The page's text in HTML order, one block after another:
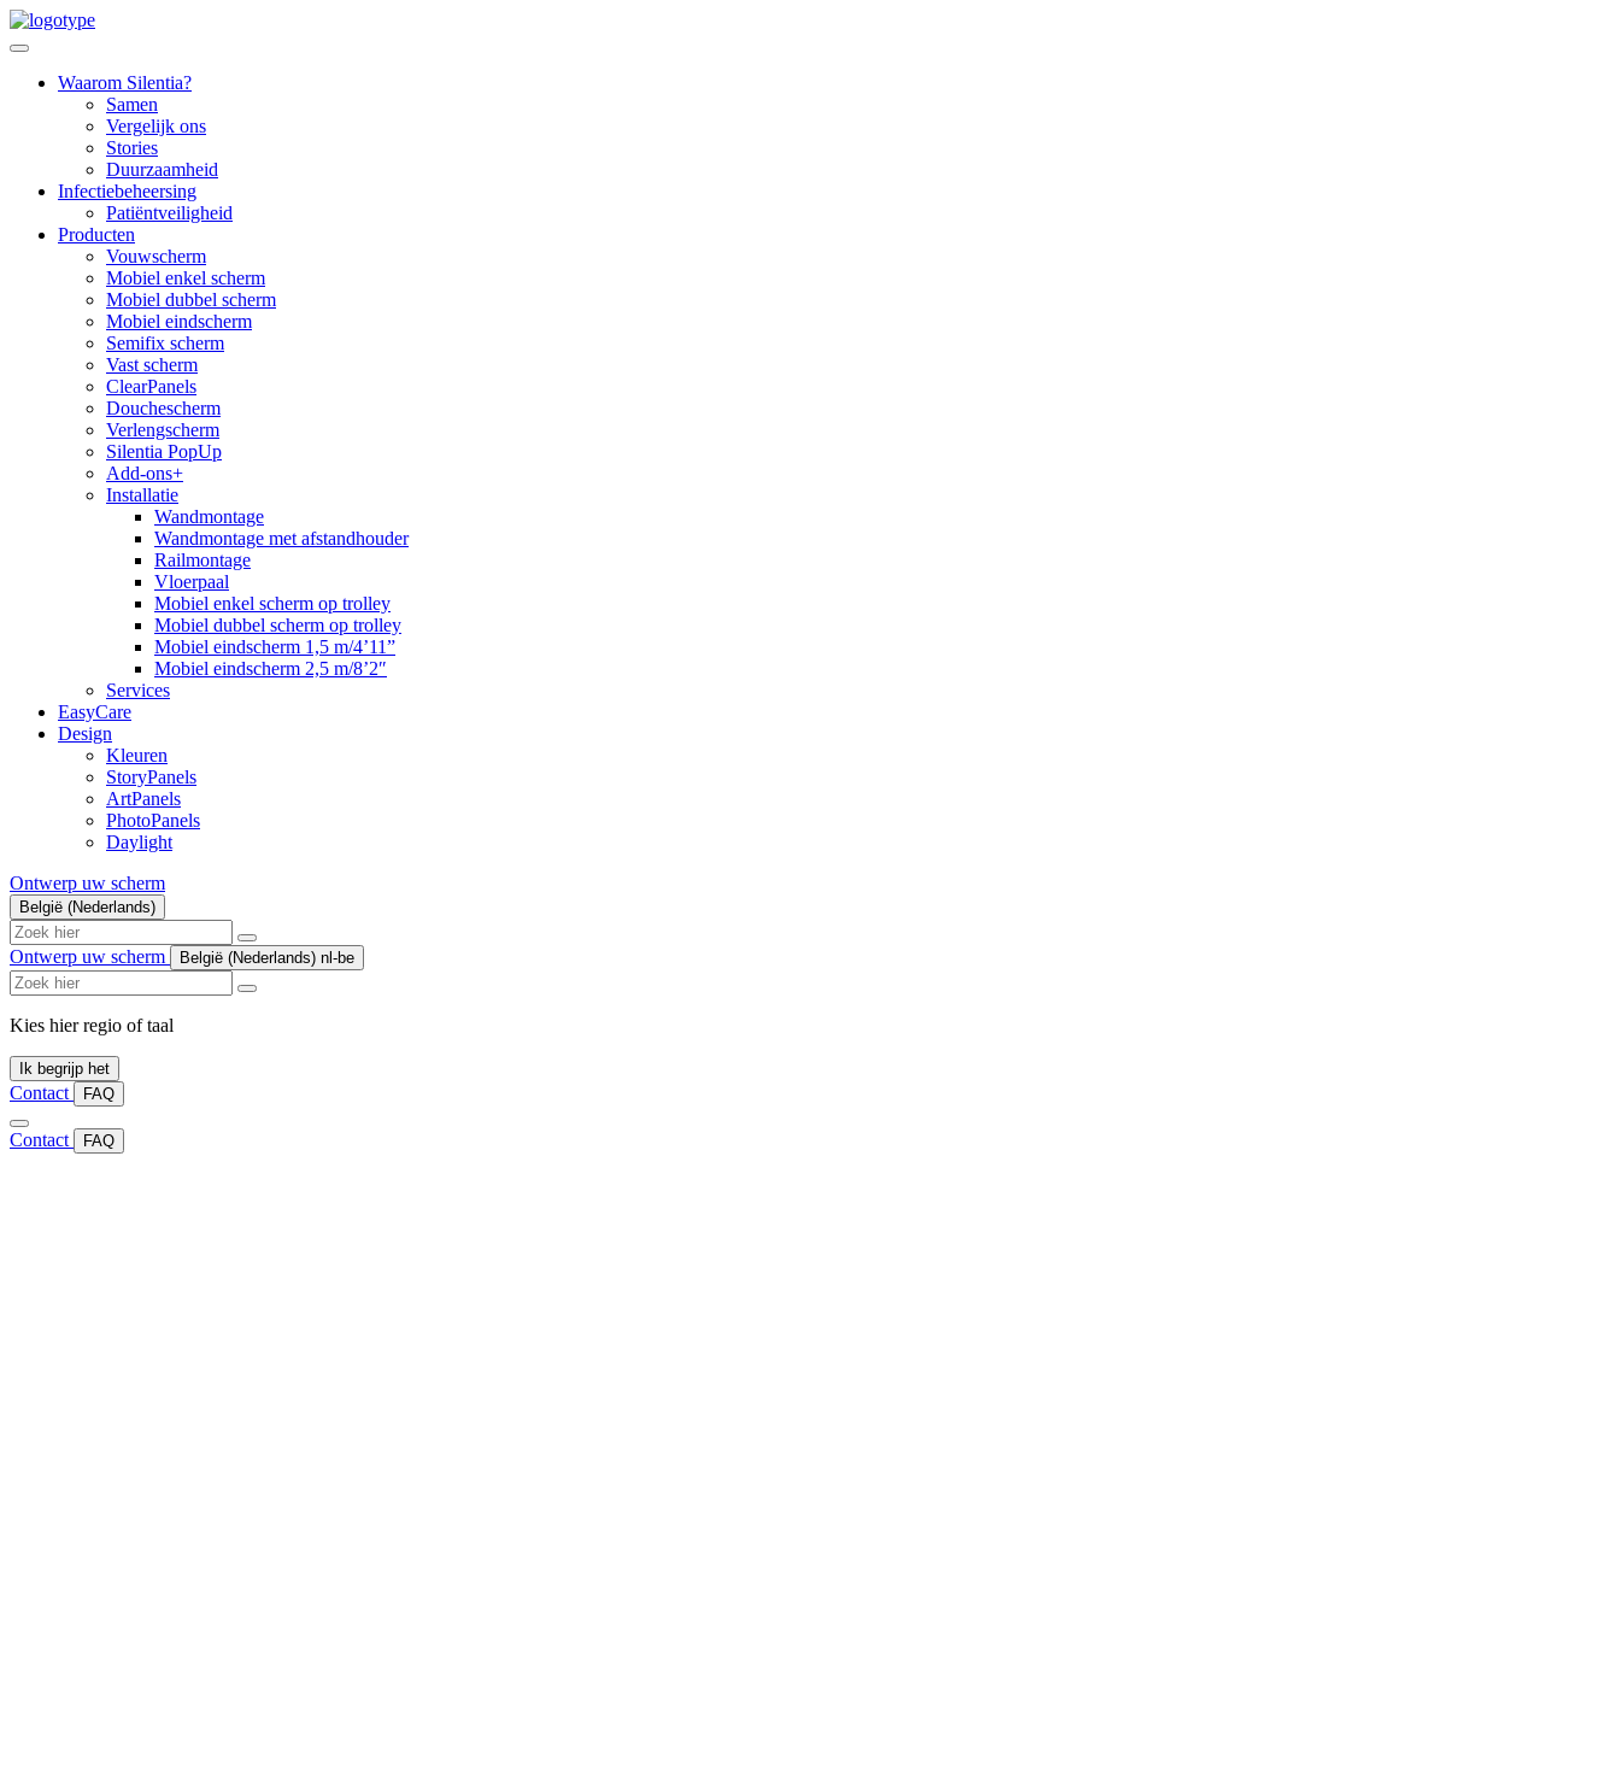
Skip
to
Waarom Silentia?
Samen
Vergelijk ons
Stories
Duurzaamheid
Infectiebeheersing
Patiëntveiligheid
Producten
Vouwscherm
Mobiel enkel scherm
Mobiel dubbel scherm
Mobiel eindscherm
Semifix scherm
Vast scherm
ClearPanels
Douchescherm
Verlengscherm
Silentia PopUp
Add-ons+
Installatie
Wandmontage
Wandmontage met afstandhouder
Railmontage
Vloerpaal
Mobiel enkel scherm op trolley
Mobiel dubbel scherm op trolley
Mobiel eindscherm 1,5 m/4’11”
Mobiel eindscherm 2,5 m/8’2″
Services
EasyCare
Design
Kleuren
StoryPanels
ArtPanels
PhotoPanels
Daylight
Ontwerp uw scherm
België (Nederlands)
Search
here
Ontwerp uw scherm België (Nederlands) nl-be
Search
here
Kies hier regio of taal
Ik begrijp het
Contact FAQ
Contact FAQ